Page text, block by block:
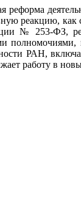
реформа
реакцию, как
№ 253-ФЗ,
РАН,
работу в